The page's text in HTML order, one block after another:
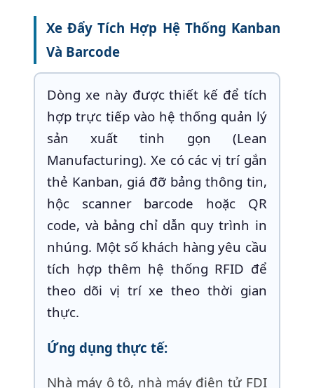
Xe Đẩy Tích Hợp Hệ Thống Kanban
Và Barcode
Dòng xe này được thiết kế để tích
hợp trực tiếp vào hệ thống quản lý
sản xuất tinh gọn (Lean
Manufacturing). Xe có các vị trí gắn
thẻ Kanban, giá đỡ bảng thông tin,
hộc scanner barcode hoặc QR
code, và bảng chỉ dẫn quy trình in
nhúng. Một số khách hàng yêu cầu
tích hợp thêm hệ thống RFID để
theo dõi vị trí xe theo thời gian
thực.
Ứng dụng thực tế:
Nhà máy ô tô, nhà máy điện tử FDI